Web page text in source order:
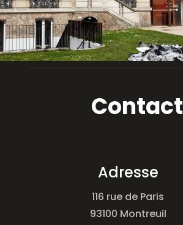
Contact
Adresse
116 rue de Paris
93100 Montreuil